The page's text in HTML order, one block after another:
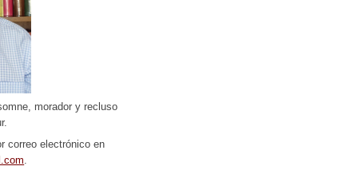
morador y recluso
correo electrónico en